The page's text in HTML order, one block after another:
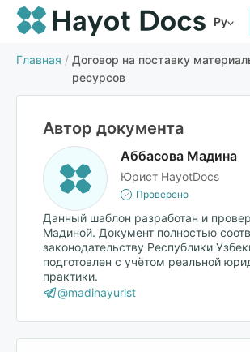
Ру
Главная / Договор на поставку
ресурсов
Автор документа
Аббасова Мадина
Юрист HayotDocs
Проверено
Данный шаблон разработан и
Мадиной. Документ полностью
законодательству Республики
подготовлен с учётом реальной
практики.
@madinayurist